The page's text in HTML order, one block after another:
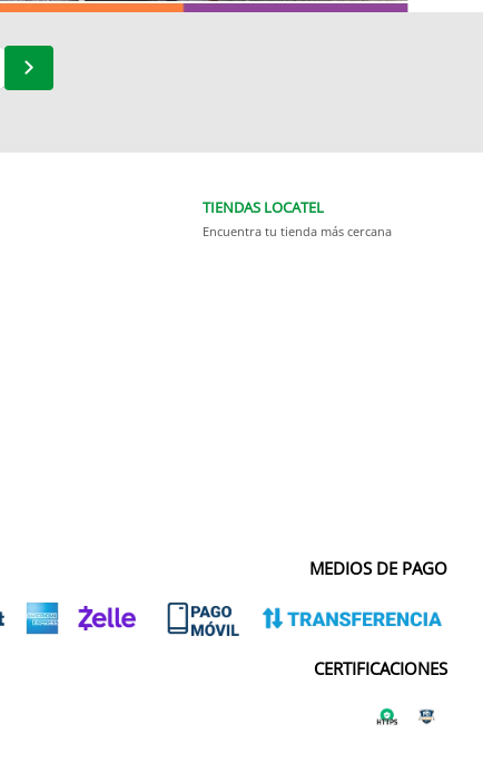
TIENDAS LOCATEL
Encuentra tu tienda más cercana
MEDIOS DE PAGO
CERTIFICACIONES